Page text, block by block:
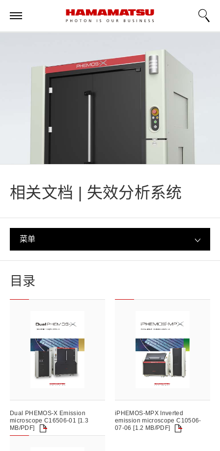
相关文档 | 失效分析系统
菜单
目录
Dual PHEMOS-X Emission
microscope C16506-01 [1.3
MB/PDF]
iPHEMOS-MPX Inverted
emission microscope C10506-
07-06 [1.2 MB/PDF]